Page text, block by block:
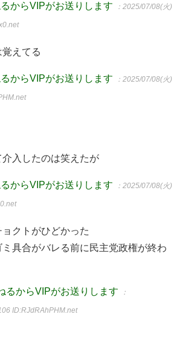
からVIPがお送りします ：2025/07/08(火)
えてる
からVIPがお送りします ：2025/07/08(火)
入したのは笑えたが
からVIPがお送りします ：2025/07/08(火)
クトがひどかった
具合がバレる前に民主党政権が終わ
るからVIPがお送りします ：
ID:RJdRAhPHM.net